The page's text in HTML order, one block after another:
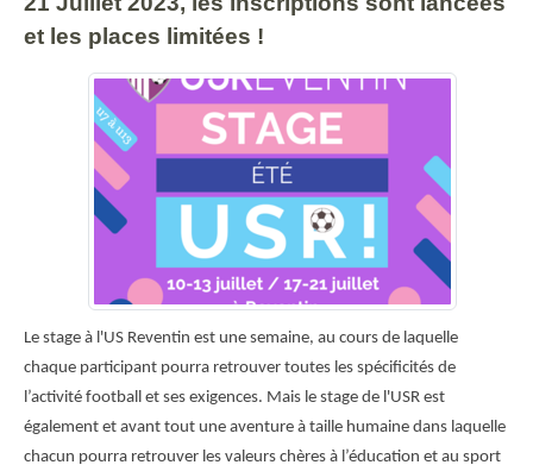
et les places limitées !
Le stage à l'US Reventin est une semaine, au cours de laquelle
chaque participant pourra retrouver toutes les spécificités de
l’activité football et ses exigences. Mais le stage de l'USR est
également et avant tout une aventure à taille humaine dans laquelle
chacun pourra retrouver les valeurs chères à l’éducation et au sport